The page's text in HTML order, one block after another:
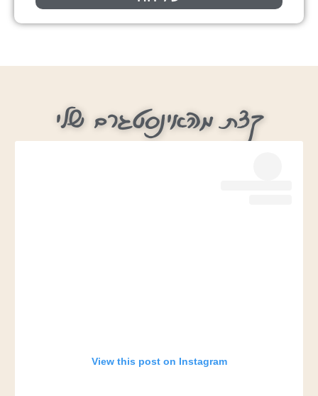
קצת מהאינסטגרם שלי
View this post on Instagram